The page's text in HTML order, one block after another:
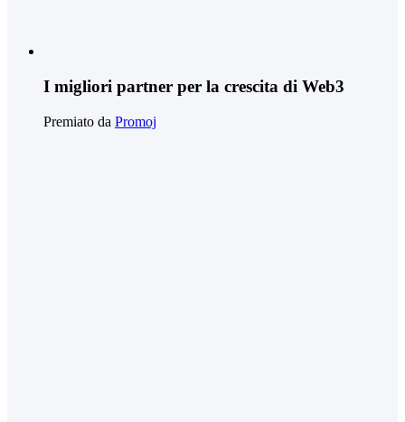
I migliori partner per la crescita di Web3
Premiato da Promoj